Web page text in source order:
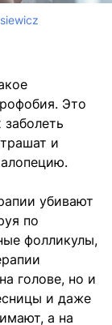
Это
и
убивают
по
фолликулы,
голове, но и
и даже
а на